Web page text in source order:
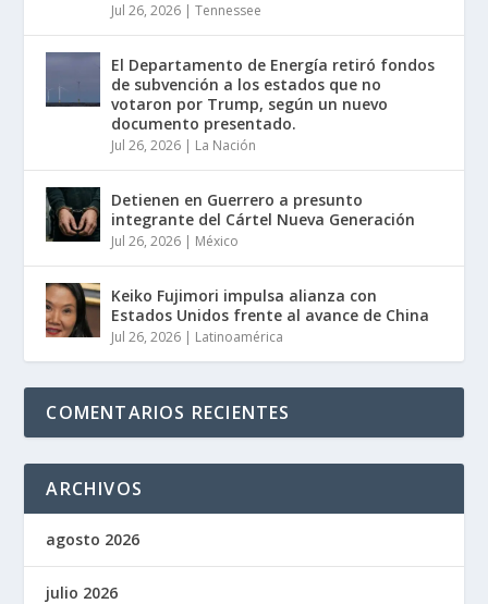
Jul 26, 2026 |Tennessee
El Departamento de Energía retiró fondos
de subvención a los estados que no
votaron por Trump, según un nuevo
documento presentado.
Jul 26, 2026 | La Nación
Detienen en Guerrero a presunto
integrante del Cártel Nueva Generación
Jul 26, 2026 | México
Keiko Fujimori impulsa alianza con
Estados Unidos frente al avance de China
Jul 26, 2026 | Latinoamérica
COMENTARIOS RECIENTES
ARCHIVOS
agosto 2026
julio 2026